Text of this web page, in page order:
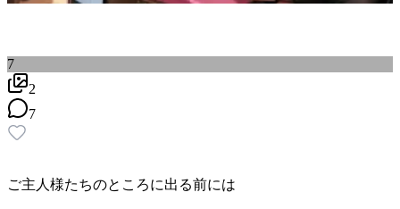
7
2
7
ご主人様たちのところに出る前には